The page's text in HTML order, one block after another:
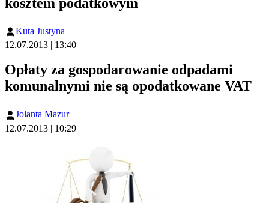
Kuta Justyna
12.07.2013 | 13:40
Opłaty za gospodarowanie odpadami
komunalnymi nie są opodatkowane VAT
Jolanta Mazur
12.07.2013 | 10:29